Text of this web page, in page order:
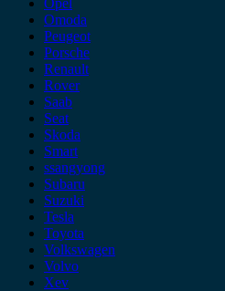
Omoda
Peugeot
Porsche
Renault
Rover
Saab
Seat
Skoda
Smart
ssangyong
Subaru
Suzuki
Tesla
Toyota
Volkswagen
Volvo
Xev